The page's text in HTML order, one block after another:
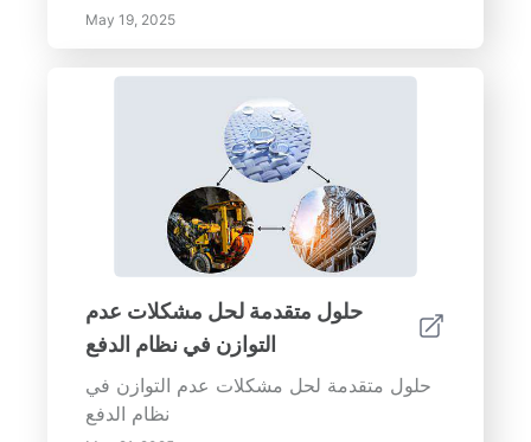
May 19, 2025
حلول متقدمة لحل مشكلات عدم
التوازن في نظام الدفع
حلول متقدمة لحل مشكلات عدم التوازن في
نظام الدفع